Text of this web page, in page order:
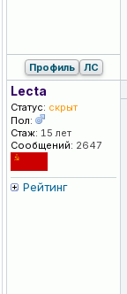
Профиль ЛС
Lecta
Статус: скрыт
Пол:
Стаж: 15 лет
Сообщений: 2647
Рейтинг